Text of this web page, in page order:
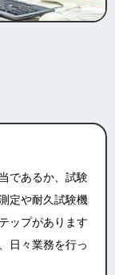
であるか、試験
定や耐久試験機
ップがあります
日々業務を行っ